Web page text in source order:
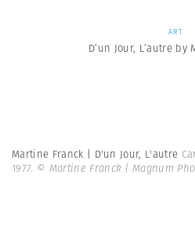
ART
D’un Jour, L’autre by
Martine Franck | D'un Jour, L'autre
1977. © Martine Franck | Magnum